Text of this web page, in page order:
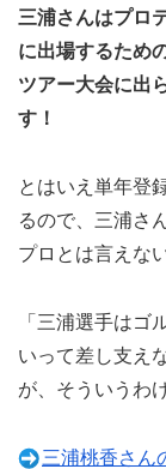
三浦さんはプロ
に出場するため
ツアー大会に出
す！
とはいえ単年登
るので、三浦さ
プロとは言えな
「三浦選手はゴ
いって差し支え
が、そういうわ
三浦桃香さん